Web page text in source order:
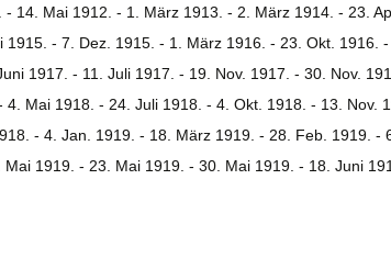
14. Mai 1912. - 1. März 1913. - 2. März 1914. - 23.
- 7. Dez. 1915. - 1. März 1916. - 23. Okt. 1916.
1917. - 11. Juli 1917. - 19. Nov. 1917. - 30. Nov.
Mai 1918. - 24. Juli 1918. - 4. Okt. 1918. - 13. Nov.
- 4. Jan. 1919. - 18. März 1919. - 28. Feb. 1919. -
1919. - 23. Mai 1919. - 30. Mai 1919. - 18. Juni